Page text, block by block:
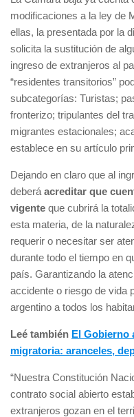
modificaciones a la ley de
ellas, la presentada por la
solicita la sustitución de
ingreso de extranjeros al
“residentes transitorios”
subcategorías: Turistas;
fronterizo; tripulantes del
migrantes estacionales;
establece en su artículo
Dejando en claro que al
deberá acreditar que
vigente que cubrirá la
esta materia, de la
requerir o necesitar ser
durante todo el tiempo en
país. Garantizando la
accidente o riesgo de vida
argentino a todos los
Leé también El Gobierno
migratoria: aranceles,
“Nuestra Constitución
contrato social abierto
extranjeros gozan en el